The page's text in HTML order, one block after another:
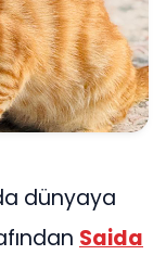
dünyaya
Saida